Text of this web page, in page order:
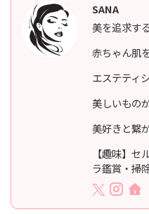
SANA
美を追求す
赤ちゃん肌
エステティ
美しいもの
美好きと繋
【趣味】セ
ラ鑑賞・掃